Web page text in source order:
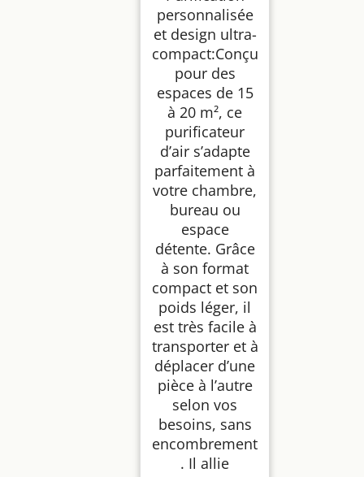
personnalisée
et design ultra-
compact:Conçu
pour des
espaces de 15
à 20 m², ce
purificateur
d’air s’adapte
parfaitement à
votre chambre,
bureau ou
espace
détente. Grâce
à son format
compact et son
poids léger, il
est très facile à
transporter et à
déplacer d’une
pièce à l’autre
selon vos
besoins, sans
encombrement
. Il allie